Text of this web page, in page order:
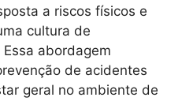
a riscos físicos e
cultura de
abordagem
de acidentes
geral no ambiente de